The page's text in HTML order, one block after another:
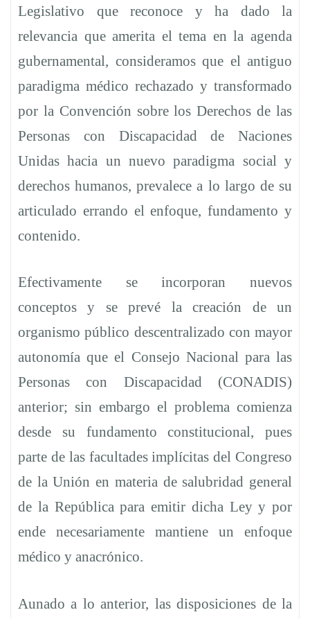
Legislativo que reconoce y ha dado la
relevancia que amerita el tema en la agenda
gubernamental, consideramos que el antiguo
paradigma médico rechazado y transformado
por la Convención sobre los Derechos de las
Personas con Discapacidad de Naciones
Unidas hacia un nuevo paradigma social y
derechos humanos, prevalece a lo largo de su
articulado errando el enfoque, fundamento y
contenido.
Efectivamente se incorporan nuevos
conceptos y se prevé la creación de un
organismo público descentralizado con mayor
autonomía que el Consejo Nacional para las
Personas con Discapacidad (CONADIS)
anterior; sin embargo el problema comienza
desde su fundamento constitucional, pues
parte de las facultades implícitas del Congreso
de la Unión en materia de salubridad general
de la República para emitir dicha Ley y por
ende necesariamente mantiene un enfoque
médico y anacrónico.
Aunado a lo anterior, las disposiciones de la